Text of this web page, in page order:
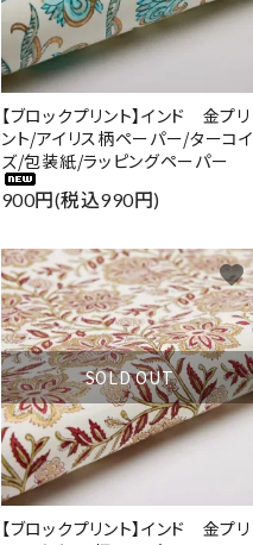
【ブロックプリント】インド 金プリ
ント/アイリス柄ペーパー/ターコイ
ズ/包装紙/ラッピングペーパー
900円(税込990円)
SOLD OUT
【ブロックプリント】インド 金プリ
favorite